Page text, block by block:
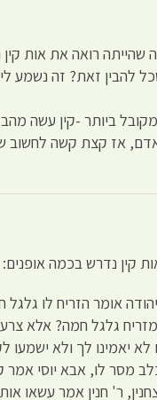
שהייתה רואה את אות
להבין זאת? זה נשמע לי
ביותר -קין עשה
אדם, אז קצת קשה לחשוב
קין נדרש בכמה אופנים:
אומר הזריח לו
גלגל חמה? אלא
יאמינו לך ולא ישמעו
מסר לו, אבא יוסי אמר
ר' חנין אמר עשאו